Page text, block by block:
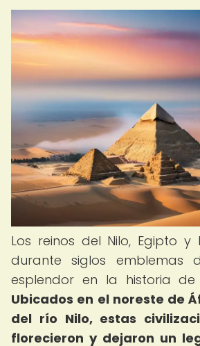
Los reinos del Nilo, Egipto y
durante siglos emblemas
esplendor en la historia
Ubicados en el noreste de
del río Nilo, estas
florecieron y dejaron un